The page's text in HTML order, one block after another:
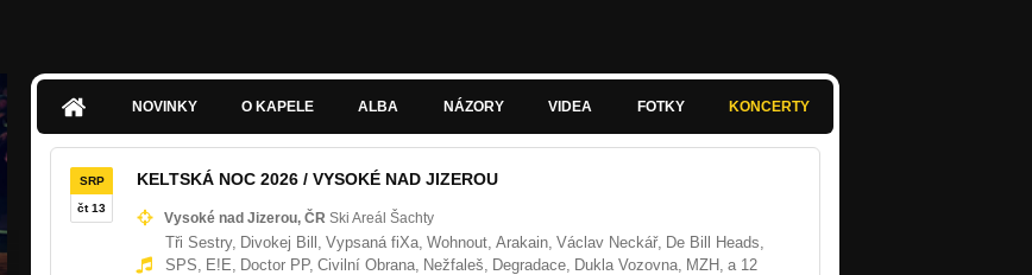
NOVINKY O KAPELE ALBA NÁZORY VIDEA FOTKY KONCERTY
SRP
čt 13
KELTSKÁ NOC 2026 / VYSOKÉ NAD JIZEROU
Vysoké nad Jizerou, ČR Ski Areál Šachty
Tři Sestry, Divokej Bill, Vypsaná fiXa, Wohnout, Arakain, Václav Neckář, De Bill Heads,
SPS,
E!E, Doctor PP, Civilní Obrana, Nežfaleš, Degradace, Dukla Vozovna, MZH, a 12